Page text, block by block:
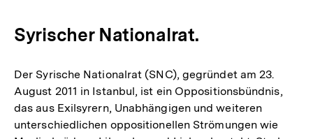
Syrischer Nationalrat.
Der Syrische Nationalrat (SNC), gegründet am 23.
August 2011 in Istanbul, ist ein Oppositionsbündnis,
das aus Exilsyrern, Unabhängigen und weiteren
unterschiedlichen oppositionellen Strömungen wie